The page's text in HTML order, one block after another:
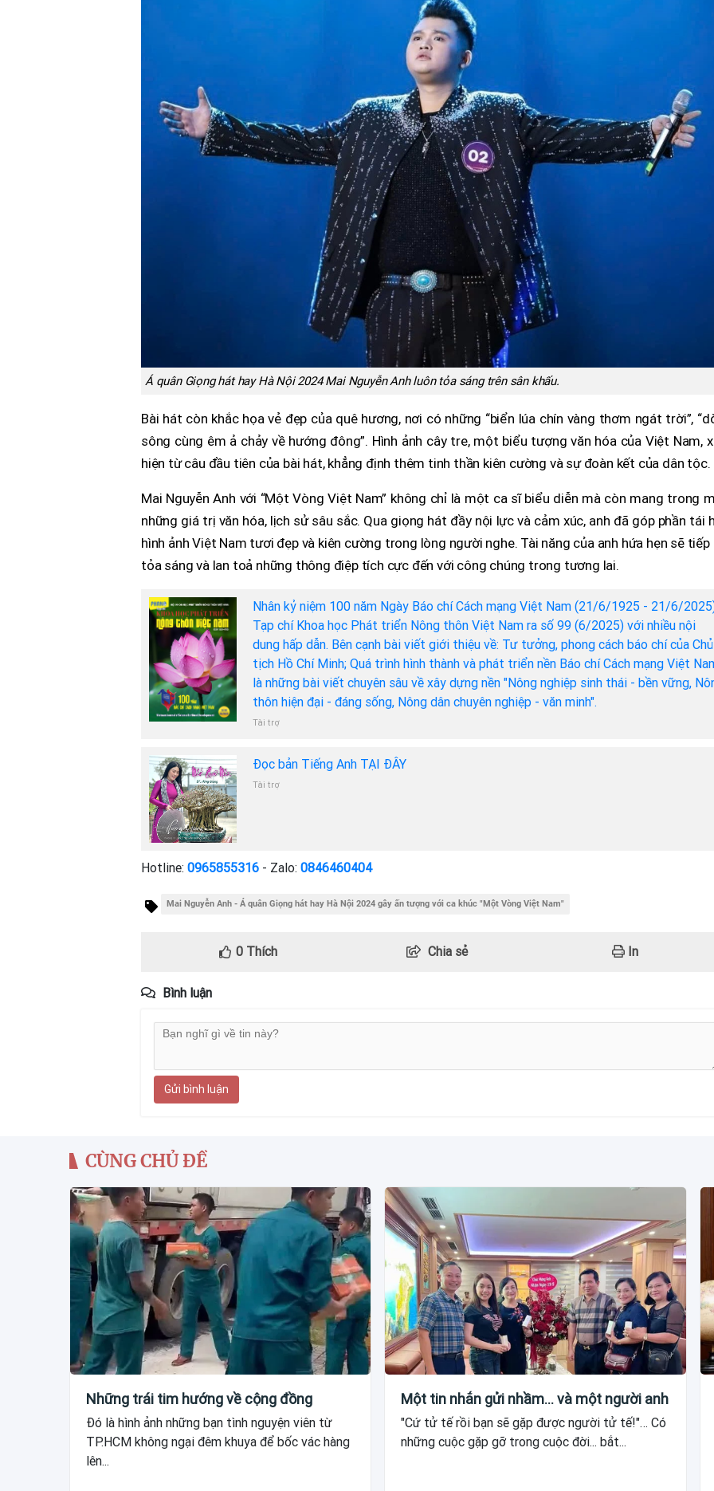
Á quân Giọng hát hay Hà Nội 2024 Mai Nguyễn Anh luôn tỏa sáng trên sân khấu.
Bài hát còn khắc họa vẻ đẹp của quê hương, nơi có những “biển lúa chín vàng thơm ngát trời”,
sông cùng êm ả chảy về hướng đông”. Hình ảnh cây tre, một biểu tượng văn hóa của Việt Nam,
hiện từ câu đầu tiên của bài hát, khẳng định thêm tinh thần kiên cường và sự đoàn kết của dân tộc.
Mai Nguyễn Anh với “Một Vòng Việt Nam” không chỉ là một ca sĩ biểu diễn mà còn mang trong
những giá trị văn hóa, lịch sử sâu sắc. Qua giọng hát đầy nội lực và cảm xúc, anh đã góp phần tái
hình ảnh Việt Nam tươi đẹp và kiên cường trong lòng người nghe. Tài năng của anh hứa hẹn sẽ
tỏa sáng và lan toả những thông điệp tích cực đến với công chúng trong tương lai.
Nhân kỷ niệm 100 năm Ngày Báo chí Cách mạng Việt Nam (21/6/1925 - 21/6/
Tạp chí Khoa học Phát triển Nông thôn Việt Nam ra số 99 (6/2025) với nhiều nội
dung hấp dẫn. Bên cạnh bài viết giới thiệu về: Tư tưởng, phong cách báo chí của Chủ
tịch Hồ Chí Minh; Quá trình hình thành và phát triển nền Báo chí Cách mạng Việt
là những bài viết chuyên sâu về xây dựng nền "Nông nghiệp sinh thái - bền vững,
thôn hiện đại - đáng sống, Nông dân chuyên nghiệp - văn minh".
Tài trợ
Đọc bản Tiếng Anh TẠI ĐÂY
Tài trợ
Hotline: 0965855316 - Zalo: 0846460404
Mai Nguyễn Anh - Á quân Giọng hát hay Hà Nội 2024 gây ấn tượng với ca khúc "Một Vòng Việt Nam"
0Thích Chia sẻ In
Bình luận
Gửi bình luận
CÙNG CHỦ ĐỀ
Những trái tim hướng về cộng đồng
Đó là hình ảnh những bạn tình nguyện viên từ
TP.HCM không ngại đêm khuya để bốc vác hàng
lên...
Một tin nhắn gửi nhầm... và một người anh
"Cứ tử tế rồi bạn sẽ gặp được người tử tế!"… Có
những cuộc gặp gỡ trong cuộc đời... bắt...